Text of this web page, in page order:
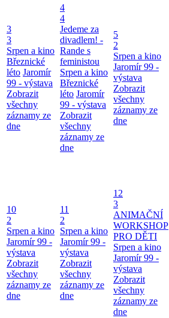
3
3
Srpen a kino
Březnické
léto Jaromír
99 - výstava
Zobrazit
všechny
záznamy ze
dne
4
4
Jedeme za
divadlem! -
Rande s
feministou
Srpen a kino
Březnické
léto Jaromír
99 - výstava
Zobrazit
všechny
záznamy ze
dne
5
2
Srpen a kino
Jaromír 99 -
výstava
Zobrazit
všechny
záznamy ze
dne
10
2
Srpen a kino
Jaromír 99 -
výstava
Zobrazit
všechny
záznamy ze
dne
11
2
Srpen a kino
Jaromír 99 -
výstava
Zobrazit
všechny
záznamy ze
dne
12
3
ANIMAČNÍ
WORKSHOP
PRO DĚTI
Srpen a kino
Jaromír 99 -
výstava
Zobrazit
všechny
záznamy ze
dne